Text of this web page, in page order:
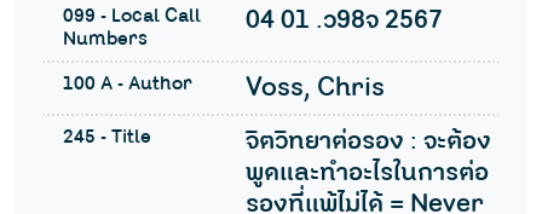
099 - Local Call
Numbers
04 01 .ว98จ 2567
100 A - Author Voss, Chris
245 - Title
จิตวิทยาต่อรอง : จะต้อง
พูดและทำอะไรในการต่อ
รองที่แพ้ไม่ได้ = Never